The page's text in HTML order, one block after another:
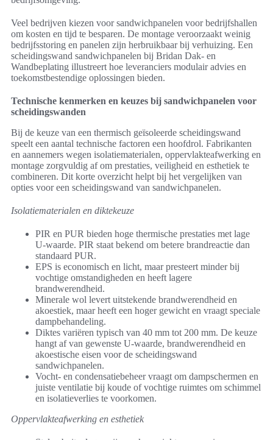
Veel bedrijven kiezen voor sandwichpanelen voor bedrijfshallen
om kosten en tijd te besparen. De montage veroorzaakt weinig
bedrijfsstoring en panelen zijn herbruikbaar bij verhuizing. Een
scheidingswand sandwichpanelen bij Bridan Dak- en
Wandbeplating illustreert hoe leveranciers modulair advies en
toekomstbestendige oplossingen bieden.
Technische kenmerken en keuzes bij sandwichpanelen voor
scheidingswanden
Bij de keuze van een thermisch geïsoleerde scheidingswand
speelt een aantal technische factoren een hoofdrol. Fabrikanten
en aannemers wegen isolatiematerialen, oppervlakteafwerking en
montage zorgvuldig af om prestaties, veiligheid en esthetiek te
combineren. Dit korte overzicht helpt bij het vergelijken van
opties voor een scheidingswand van sandwichpanelen.
Isolatiematerialen en diktekeuze
PIR en PUR bieden hoge thermische prestaties met lage
U-waarde. PIR staat bekend om betere brandreactie dan
standaard PUR.
EPS is economisch en licht, maar presteert minder bij
vochtige omstandigheden en heeft lagere
brandwerendheid.
Minerale wol levert uitstekende brandwerendheid en
akoestiek, maar heeft een hoger gewicht en vraagt speciale
dampbehandeling.
Diktes variëren typisch van 40 mm tot 200 mm. De keuze
hangt af van gewenste U-waarde, brandwerendheid en
akoestische eisen voor de scheidingswand
sandwichpanelen.
Vocht- en condensatiebeheer vraagt om dampschermen en
juiste ventilatie bij koude of vochtige ruimtes om schimmel
en isolatieverlies te voorkomen.
Oppervlakteafwerking en esthetiek